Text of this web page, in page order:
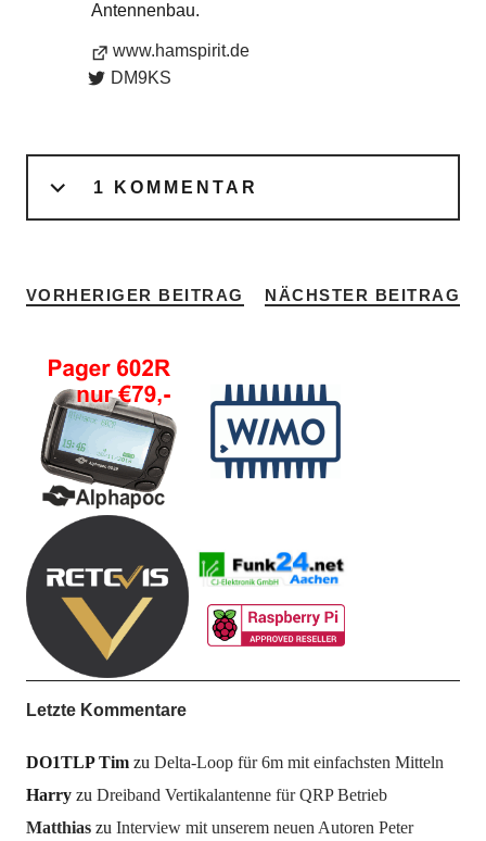
Antennenbau.
www.hamspirit.de
DM9KS
1 KOMMENTAR
VORHERIGER BEITRAG NÄCHSTER BEITRAG
Letzte Kommentare
DO1TLP Timzu Delta-Loop für 6m mit einfachsten Mitteln
Harryzu Dreiband Vertikalantenne für QRP Betrieb
Matthiaszu Interview mit unserem neuen Autoren Peter